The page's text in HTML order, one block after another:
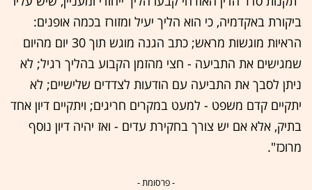
ביקורת באקדמיה, כי הוא הליך יעיל ומזורז בכמה אופנים:
הראיות מוגשות מראש; כתב הגנה מוגש תוך 30 יום מהיום
שמגישים את התביעה - חצי מהזמן הקבוע בהליך רגיל; לא
ניתן לסבך את התביעה עם הודעות לצדדים שלישיים; לא
יתקיים קדם משפט - למעט במקרים חריגים; ויתקיים דיון אחד
בתיק, אלא אם יש צורך בחקירת עדים - ואז יהיה דיון נוסף
מרוכז".
- פרסומת -